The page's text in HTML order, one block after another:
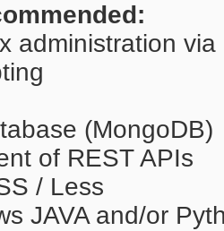
administration via
(MongoDB)
of REST APIs
/ Less
JAVA and/or